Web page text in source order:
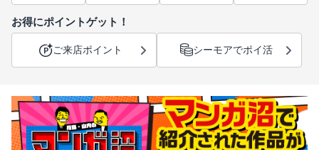
お得にポイントゲット！
ご来店ポイント シーモアでポイ活